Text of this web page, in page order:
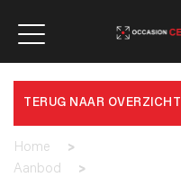
TERUG NAAR OVERZICHT
Home
>
Aanbod
>